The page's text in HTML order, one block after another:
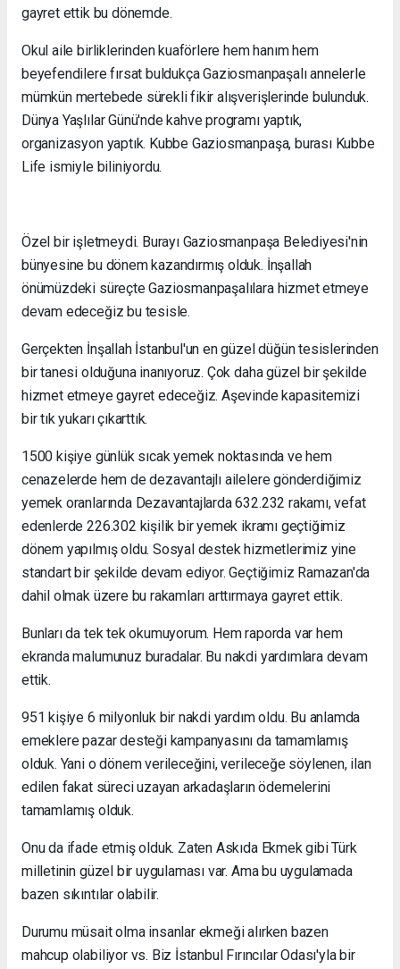
gayret ettik bu dönemde.
Okul aile birliklerinden kuaförlere hem hanım hem
beyefendilere fırsat buldukça Gaziosmanpaşalı annelerle
mümkün mertebede sürekli fikir alışverişlerinde bulunduk.
Dünya Yaşlılar Günü'nde kahve programı yaptık,
organizasyon yaptık. Kubbe Gaziosmanpaşa, burası Kubbe
Life ismiyle biliniyordu.
Özel bir işletmeydi. Burayı Gaziosmanpaşa Belediyesi'nin
bünyesine bu dönem kazandırmış olduk. İnşallah
önümüzdeki süreçte Gaziosmanpaşalılara hizmet etmeye
devam edeceğiz bu tesisle.
Gerçekten İnşallah İstanbul'un en güzel düğün tesislerinden
bir tanesi olduğuna inanıyoruz. Çok daha güzel bir şekilde
hizmet etmeye gayret edeceğiz. Aşevinde kapasitemizi
bir tık yukarı çıkarttık.
1500 kişiye günlük sıcak yemek noktasında ve hem
cenazelerde hem de dezavantajlı ailelere gönderdiğimiz
yemek oranlarında Dezavantajlarda 632.232 rakamı, vefat
edenlerde 226.302 kişilik bir yemek ikramı geçtiğimiz
dönem yapılmış oldu. Sosyal destek hizmetlerimiz yine
standart bir şekilde devam ediyor. Geçtiğimiz Ramazan'da
dahil olmak üzere bu rakamları arttırmaya gayret ettik.
Bunları da tek tek okumuyorum. Hem raporda var hem
ekranda malumunuz buradalar. Bu nakdi yardımlara devam
ettik.
951 kişiye 6 milyonluk bir nakdi yardım oldu. Bu anlamda
emeklere pazar desteği kampanyasını da tamamlamış
olduk. Yani o dönem verileceğini, verileceğe söylenen, ilan
edilen fakat süreci uzayan arkadaşların ödemelerini
tamamlamış olduk.
Onu da ifade etmiş olduk. Zaten Askıda Ekmek gibi Türk
milletinin güzel bir uygulaması var. Ama bu uygulamada
bazen sıkıntılar olabilir.
Durumu müsait olma insanlar ekmeği alırken bazen
mahcup olabiliyor vs. Biz İstanbul Fırıncılar Odası'yla bir